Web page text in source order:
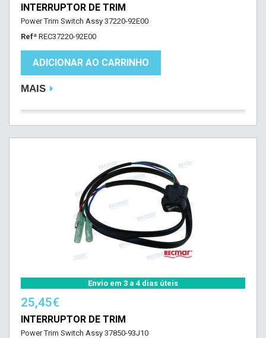
INTERRUPTOR DE TRIM
Power Trim Switch Assy 37220-92E00
Refª REC37220-92E00
ADICIONAR AO CARRINHO
MAIS
Envio em 3 a 4 dias úteis
25,45€
INTERRUPTOR DE TRIM
Power Trim Switch Assy 37850-93J10